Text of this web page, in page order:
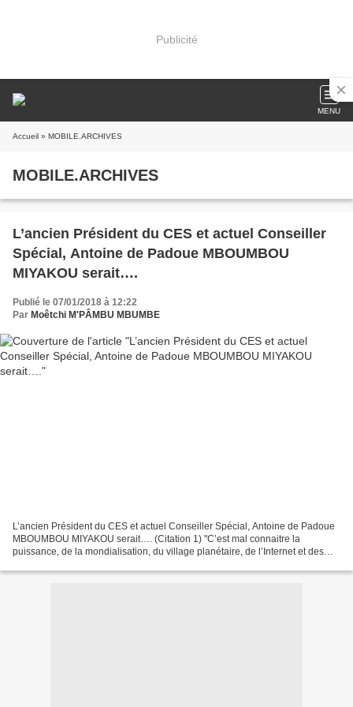
Publicité
MENU
Accueil » MOBILE.ARCHIVES
MOBILE.ARCHIVES
L’ancien Président du CES et actuel Conseiller
Spécial, Antoine de Padoue MBOUMBOU
MIYAKOU serait….
Publié le 07/01/2018 à 12:22
Par Moêtchi M'PÂMBU MBUMBE
L’ancien Président du CES et actuel Conseiller Spécial, Antoine de Padoue
MBOUMBOU MIYAKOU serait…. (Citation 1) "C’est mal connaitre la
puissance, de la mondialisation, du village planétaire, de l’Internet et des